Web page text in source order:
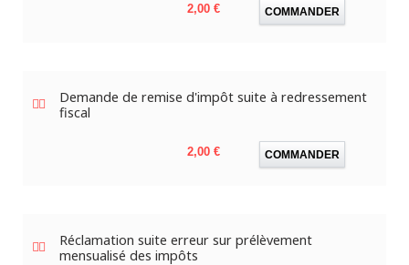
Prix
2,00 € COMMANDER
Demande de remise d'impôt suite à redressement
fiscal
Prix
2,00 € COMMANDER
Réclamation suite erreur sur prélèvement
mensualisé des impôts